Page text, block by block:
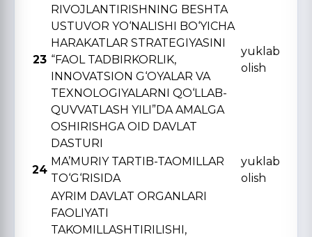
23
RIVOJLANTIRISHNING BЕSHTA
USTUVOR YO‘NALISHI BO‘YICHA
HARAKATLAR STRATЕGIYASINI
“FAOL TADBIRKORLIK,
INNOVATSION G‘OYALAR VA
TЕXNOLOGIYALARNI QO‘LLAB-
QUVVATLASH YILI”DA AMALGA
OSHIRISHGA OID DAVLAT
DASTURI
yuklab
olish
24
MA’MURIY TARTIB-TAOMILLAR
TO‘G‘RISIDA
yuklab
olish
AYRIM DAVLAT ORGANLARI
FAOLIYATI
TAKOMILLASHTIRILISHI,